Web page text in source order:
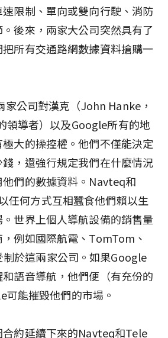
限制、單向或雙向行駛、消防
後來，兩家大公司突然具有了
所有交通路網數據資料搶購一
家公司對漢克（John Hanke，
領導者）以及Google所有的地
大的操控權。他們不僅能決定
，還強行規定我們在什麼情況
們的數據資料。Navteq和
任何方式互相蠶食他們賴以生
世界上個人導航設備的銷售量
例如國際航電、TomTom、
於這兩家公司。如果Google
語音導航，他們便（有充份的
能摧毀他們的市場。
約延續下來的Navteq和Tele